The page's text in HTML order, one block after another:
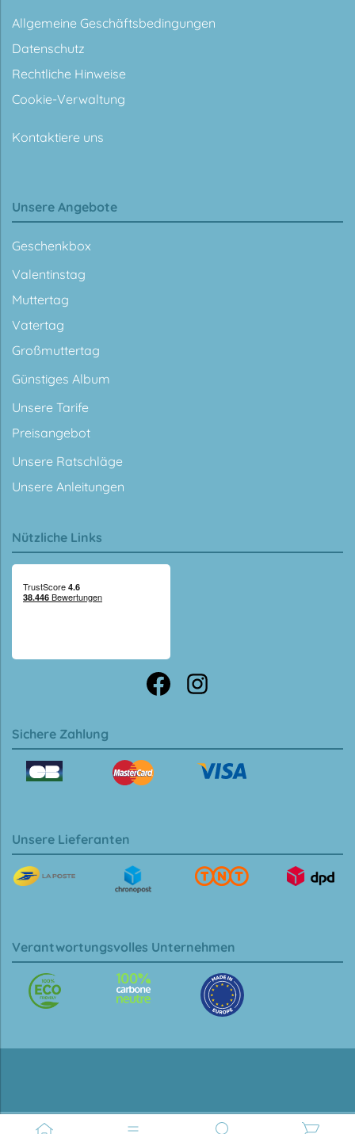
Allgemeine Geschäftsbedingungen
Datenschutz
Rechtliche Hinweise
Cookie-Verwaltung
Kontaktiere uns
Unsere Angebote
Geschenkbox
Valentinstag
Muttertag
Vatertag
Großmuttertag
Günstiges Album
Unsere Tarife
Preisangebot
Unsere Ratschläge
Unsere Anleitungen
Nützliche Links
Sichere Zahlung
Unsere Lieferanten
Verantwortungsvolles Unternehmen